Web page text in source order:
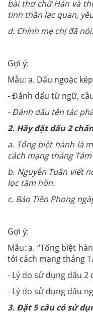
bài thơ chữ Hán và
tinh thần lạc quan,
d. Chính mẹ chị đã
Gợi ý:
Mẫu: a. Dấu ngoặc
- Đánh dấu từ ngữ,
- Đánh dấu tên tác
2. Hãy đặt dấu 2
a. Tống biệt hành là
cách mạng tháng
b. Nguyễn Tuân viết
lọc tâm hồn.
c. Báo Tiền Phong
Gợi ý:
Mẫu: a. “Tống biệt
tới cách mạng tháng
- Lý do sử dụng dấu
- Lý do sử dụng dấu
3. Đặt 5 câu có sử